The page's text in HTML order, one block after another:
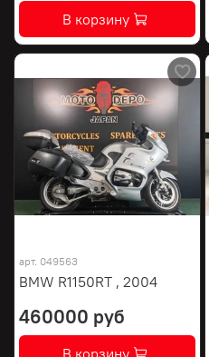
В корзину
арт. 049563
BMW R1150RT , 2004
460000 руб
В корзину